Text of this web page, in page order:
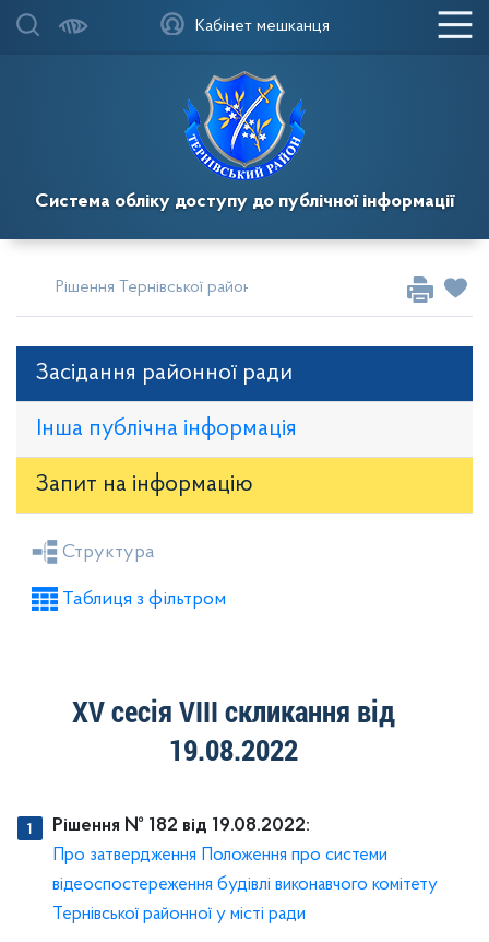
Система обліку доступу до публічної інформації
Кабінет мешканця
Рішення Тернівської районної у місті ради Сесії за
Засідання районної ради
Інша публічна інформація
Запит на iнформацію
Засідання районної ради
Проекти рішень районної ради
Структура
Таблиця з фільтром
XV сесія VIII скликання від
19.08.2022
Рішення № 182 від 19.08.2022:
Про затвердження Положення про системи
відеоспостереження будівлі виконавчого комітету
Тернівської районної у місті ради